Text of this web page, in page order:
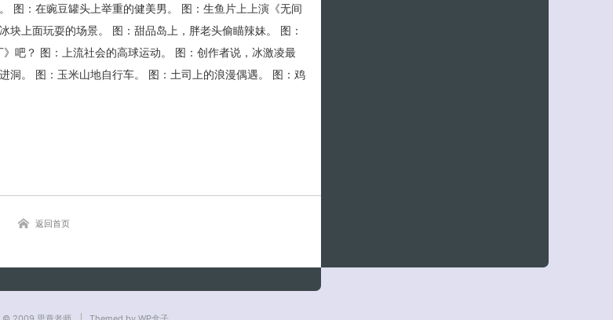
图：在豌豆罐头上举重的健美男。 图：生鱼片上上演《无间
块上面玩耍的场景。 图：甜品岛上，胖老头偷瞄辣妹。 图：
》吧？ 图：上流社会的高球运动。 图：创作者说，冰激凌最
洞。 图：玉米山地自行车。 图：土司上的浪漫偶遇。 图：鸡
返回首页
关闭弹窗